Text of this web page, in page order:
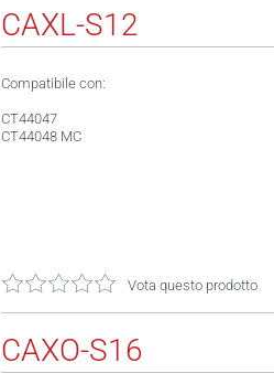
CAXL-S12
Compatibile con:
CT44047
CT44048 MC
Vota questo prodotto
CAXO-S16